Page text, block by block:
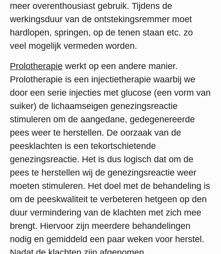
meer overenthousiast gebruik. Tijdens de
werkingsduur van de ontstekingsremmer moet
hardlopen, springen, op de tenen staan etc. zo
veel mogelijk vermeden worden.
Prolotherapie werkt op een andere manier.
Prolotherapie is een injectietherapie waarbij we
door een serie injecties met glucose (een vorm van
suiker) de lichaamseigen genezingsreactie
stimuleren om de aangedane, gedegenereerde
pees weer te herstellen. De oorzaak van de
peesklachten is een tekortschietende
genezingsreactie. Het is dus logisch dat om de
pees te herstellen wij de genezingsreactie weer
moeten stimuleren. Het doel met de behandeling is
om de peeskwaliteit te verbeteren hetgeen op den
duur vermindering van de klachten met zich mee
brengt. Hiervoor zijn meerdere behandelingen
nodig en gemiddeld een paar weken voor herstel.